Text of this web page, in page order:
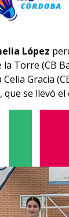
López
la Torre (CB
Gracia
que se llevó el